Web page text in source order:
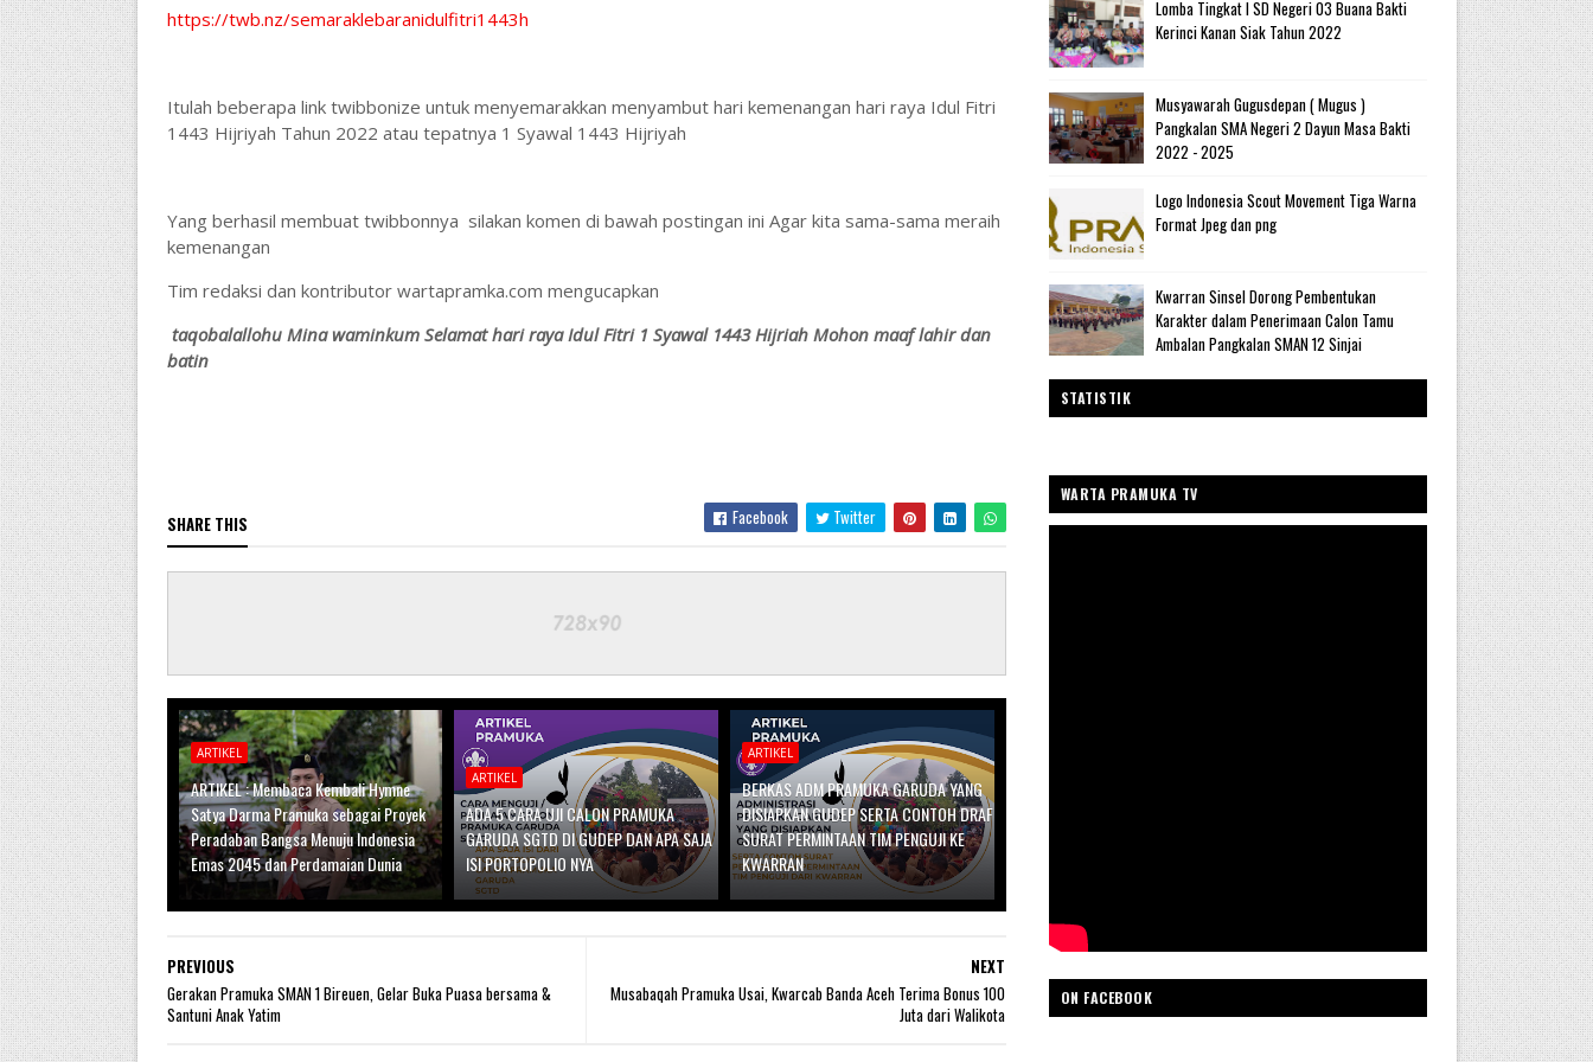
https://twb.nz/semaraklebaranidulfitri1443h
Itulah beberapa link twibbonize untuk menyemarakkan menyambut hari kemenangan hari raya Idul Fitri
1443 Hijriyah Tahun 2022 atau tepatnya 1 Syawal 1443 Hijriyah
Yang berhasil membuat twibbonnya silakan komen di bawah postingan ini Agar kita sama-sama meraih
kemenangan
Tim redaksi dan kontributor wartapramka.com mengucapkan
taqobalallohu Mina waminkum Selamat hari raya Idul Fitri 1 Syawal 1443 Hijriah Mohon maaf lahir dan
batin
SHARE THIS Facebook Twitter
ARTIKEL
ARTIKEL : Membaca Kembali Hymne
Satya Darma Pramuka sebagai Proyek
Peradaban Bangsa Menuju Indonesia
Emas 2045 dan Perdamaian Dunia
ARTIKEL
ADA 5 CARA UJI CALON PRAMUKA
GARUDA SGTD DI GUDEP DAN APA SAJA
ISI PORTOPOLIO NYA
ARTIKEL
BERKAS ADM PRAMUKA GARUDA YANG
DISIAPKAN GUDEP SERTA CONTOH DRAF
SURAT PERMINTAAN TIM PENGUJI KE
KWARRAN
NEXT
Musabaqah Pramuka Usai, Kwarcab Banda Aceh Terima Bonus 100
Juta dari Walikota
PREVIOUS
Gerakan Pramuka SMAN 1 Bireuen, Gelar Buka Puasa bersama &
Santuni Anak Yatim
Lomba Tingkat I SD Negeri 03 Buana Bakti
Kerinci Kanan Siak Tahun 2022
Musyawarah Gugusdepan ( Mugus )
Pangkalan SMA Negeri 2 Dayun Masa Bakti
2022 - 2025
Logo Indonesia Scout Movement Tiga Warna
Format Jpeg dan png
Kwarran Sinsel Dorong Pembentukan
Karakter dalam Penerimaan Calon Tamu
Ambalan Pangkalan SMAN 12 Sinjai
STATISTIK
WARTA PRAMUKA TV
ON FACEBOOK